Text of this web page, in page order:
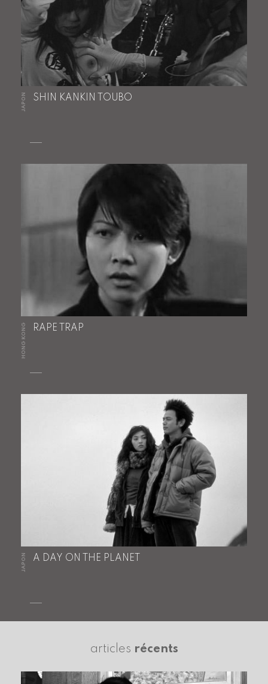
JAPON SHIN KANKIN TOUBO
HONG KONG RAPE TRAP
JAPON A DAY ON THE PLANET
articles récents